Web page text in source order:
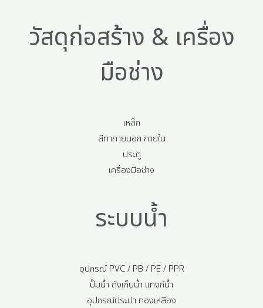
วัสดุก่อสร้าง & เครื่อง
มือช่าง
เหล็ก
สีทาภายนอก ภายใน
ประตู
เครื่องมือช่าง
ระบบน้ำ
อุปกรณ์ PVC / PB / PE / PPR
ปั๊มน้ำ ถังเก็บน้ำ แทงก์น้ำ
อุปกรณ์ประปา ทองเหลือง